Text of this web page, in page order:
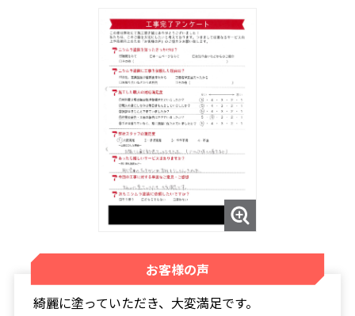
お客様の声
綺麗に塗っていただき、大変満足です。